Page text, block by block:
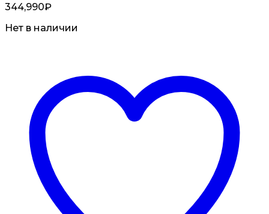
344,990₽
Нет в наличии